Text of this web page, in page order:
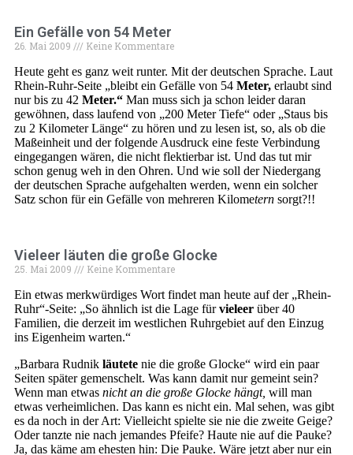
Ein Gefälle von 54 Meter
26. Mai 2009 Keine Kommentare
Heute geht es ganz weit runter. Mit der deutschen Sprache. Laut
Rhein-Ruhr-Seite „bleibt ein Gefälle von 54 Meter, erlaubt sind
nur bis zu 42 Meter.“ Man muss sich ja schon leider daran
gewöhnen, dass laufend von „200 Meter Tiefe“ oder „Staus bis
zu 2 Kilometer Länge“ zu hören und zu lesen ist, so, als ob die
Maßeinheit und der folgende Ausdruck eine feste Verbindung
eingegangen wären, die nicht flektierbar ist. Und das tut mir
schon genug weh in den Ohren. Und wie soll der Niedergang
der deutschen Sprache aufgehalten werden, wenn ein solcher
Satz schon für ein Gefälle von mehreren Kilometern sorgt?!!
Vieleer läuten die große Glocke
25. Mai 2009 Keine Kommentare
Ein etwas merkwürdiges Wort findet man heute auf der „Rhein-
Ruhr“-Seite: „So ähnlich ist die Lage fürvieleer über 40
Familien, die derzeit im westlichen Ruhrgebiet auf den Einzug
ins Eigenheim warten.“
„Barbara Rudnik läutete nie die große Glocke“ wird ein paar
Seiten später gemenschelt. Was kann damit nur gemeint sein?
Wenn man etwas nicht an die große Glocke hängt, will man
etwas verheimlichen. Das kann es nicht ein. Mal sehen, was gibt
es da noch in der Art: Vielleicht spielte sie nie die zweite Geige?
Oder tanzte nie nach jemandes Pfeife? Haute nie auf die Pauke?
Ja, das käme am ehesten hin: Die Pauke. Wäre jetzt aber nur ein